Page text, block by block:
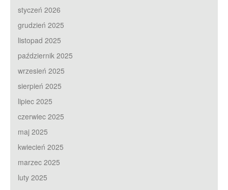
styczeń 2026
grudzień 2025
listopad 2025
październik 2025
wrzesień 2025
sierpień 2025
lipiec 2025
czerwiec 2025
maj 2025
kwiecień 2025
marzec 2025
luty 2025